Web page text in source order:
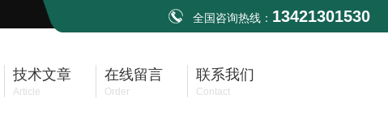
全国咨询热线： 13421301530
技术文章
Article
在线留言
Order
联系我们
Contact